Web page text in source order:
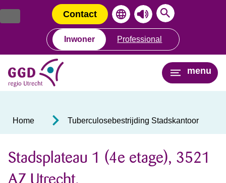
naar
de
naar
de
Contact
Inwoner Professional
menu
Home Tuberculosebestrijding Stadskantoor
Stadsplateau 1 (4e etage), 3521
AZ Utrecht.